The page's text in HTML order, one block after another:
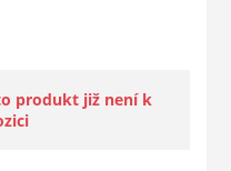
produkt již není k